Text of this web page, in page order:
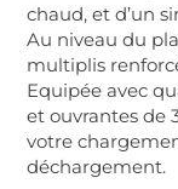
chaud, et d’un
Au niveau du
multiplis
Equipée avec
et ouvrantes de
votre
déchargement.